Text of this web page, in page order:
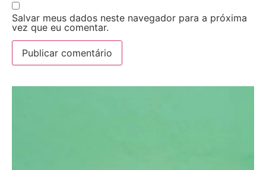
Salvar meus dados neste navegador para a próxima
vez que eu comentar.